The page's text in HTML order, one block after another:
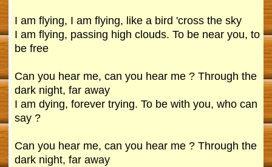
I am flying, I am flying, like a bird 'cross the sky
I am flying, passing high clouds. To be near you, to
be free
Can you hear me, can you hear me ? Through the
dark night, far away
I am dying, forever trying. To be with you, who can
say ?
Can you hear me, can you hear me ? Through the
dark night, far away